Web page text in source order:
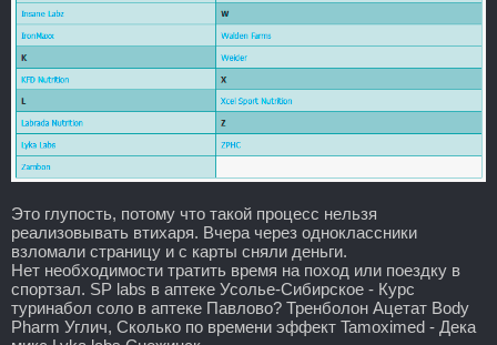
Это глупость, потому что такой процесс нельзя
реализовывать втихаря. Вчера через одноклассники
взломали страницу и с карты сняли деньги.
Нет необходимости тратить время на поход или поездку в
спортзал. SP labs в аптеке Усолье-Сибирское - Курс
туринабол соло в аптеке Павлово? Тренболон Ацетат Body
Pharm Углич, Сколько по времени эффект Tamoximed - Дека